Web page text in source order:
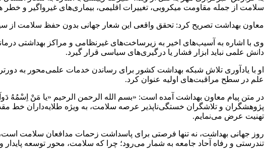
سلامت از جمله مقاومت میکروبی، تغییرات اقلیمی، بیماری‌های غیرواگیر و
معاون بهداشت تصریح کرد: تحقق واقعی این شعار جهانی بدون حفظ سلامت از
وی با اشاره به آسیب‌های اخیر به زیرساخت‌های غیرنظامی و مراکز بهداشتی
دانش علمی نباید ابزار فشار یا درگیری‌های سیاسی قرار گیرد.
او با یادآوری تلاش شبکه بهداشت کشور برای رساندن خدمات علمی‌محور به
علم در سطح مراقبت‌های اولیه عنوان کرد.
پژوهشگران و تلاشگران خستگی‌ناپذیر عرصه سلامت، به ویژه طلایه‌داران خط
تهنیت عرض می‌نمایم.
روز جهانی بهداشت، نه تنها فرصتی برای پاسداشت زحمات مدافعان سلامت است،
تندرستی و رفاه آحاد جامعه به شمار می‌رود؛ چرا که سلامت، محور توسعه